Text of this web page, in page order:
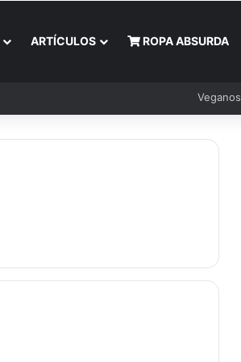
ARTÍCULOS ROPA ABSURDA